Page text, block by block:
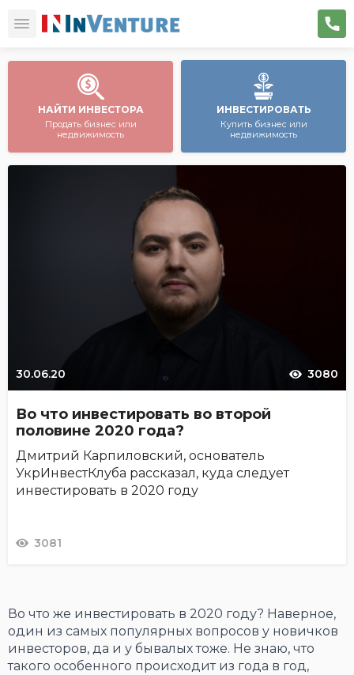
НАЙТИ ИНВЕСТОРА
Продать бизнес или
недвижимость
ИНВЕСТИРОВАТЬ
Купить бизнес или
недвижимость
30.06.20 3080
Во что инвестировать во второй
половине 2020 года?
Дмитрий Карпиловский, основатель
УкрИнвестКлуба рассказал, куда следует
инвестировать в 2020 году
3081
Во что же инвестировать в 2020 году? Наверное,
один из самых популярных вопросов у новичков
инвесторов, да и у бывалых тоже. Не знаю, что
такого особенного происходит из года в год,